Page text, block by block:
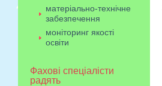
матеріально-технічне
забезпечення
моніторинг якості
освіти
Фахові спеціалісти
радять